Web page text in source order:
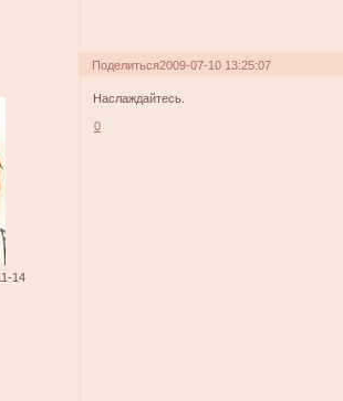
Поделиться2009-07-10 13:25:07
14
Наслаждайтесь.
0